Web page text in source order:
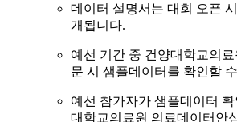
데이터 설명서는 대회 오픈
개됩니다.
예선 기간 중 건양대학교의
문 시 샘플데이터를 확인할
예선 참가자가 샘플데이터
대학교의료원 의료데이터안